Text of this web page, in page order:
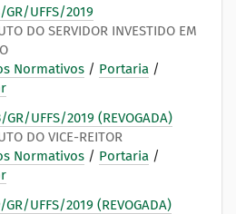
GR/UFFS/2019
DO SERVIDOR INVESTIDO EM
Normativos / Portaria /
GR/UFFS/2019 (REVOGADA)
DO VICE-REITOR
Normativos / Portaria /
GR/UFFS/2019 (REVOGADA)